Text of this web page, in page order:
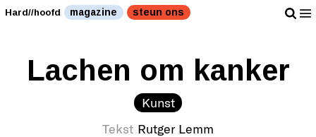
Hard//hoofd magazine steun ons
Lachen om kanker
Kunst
Tekst Rutger Lemm